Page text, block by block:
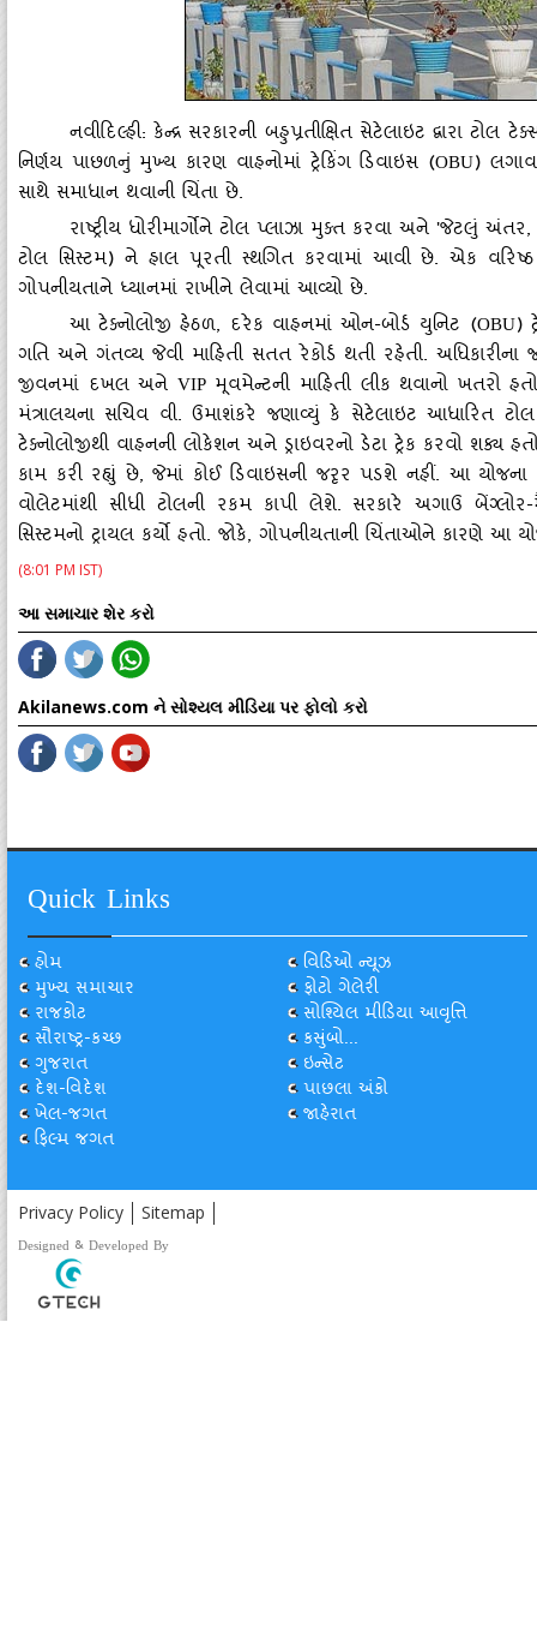
નવીદિલ્હી: કેન્દ્ર સરકારની બહુપ્રતીક્ષિત સેટેલાઇટ દ્વારા
નિર્ણય પાછળનું મુખ્ય કારણ વાહનોમાં ટ્રેકિંગ ડિવાઇસ (OBU)
સાથે સમાધાન થવાની ચિંતા છે.
રાષ્ટ્રીય ધોરીમાર્ગોને ટોલ પ્લાઝા મુક્ત કરવા અને 'જેટલું
ટોલ સિસ્ટમ) ને હાલ પૂરતી સ્થગિત કરવામાં આવી છે. એક વરિષ્ઠ
ગોપનીયતાને ધ્યાનમાં રાખીને લેવામાં આવ્યો છે.
આ ટેક્નોલોજી હેઠળ, દરેક વાહનમાં ઓન-બોર્ડ યુનિટ (OBU)
ગતિ અને ગંતવ્ય જેવી માહિતી સતત રેકોર્ડ થતી રહેતી. અધિકારીના
જીવનમાં દખલ અને VIP મૂવમેન્ટની માહિતી લીક થવાનો ખતરો
મંત્રાલયના સચિવ વી. ઉમાશંકરે જણાવ્યું કે સેટેલાઇટ આધારિત
ટેક્નોલોજીથી વાહનની લોકેશન અને ડ્રાઇવરનો ડેટા ટ્રેક કરવો
કામ કરી રહ્યું છે, જેમાં કોઈ ડિવાઇસની જરૃર પડશે નહીં. આ
વોલેટમાંથી સીધી ટોલની રકમ કાપી લેશે. સરકારે અગાઉ
સિસ્ટમનો ટ્રાયલ કર્યો હતો. જોકે, ગોપનીયતાની ચિંતાઓને કારણે આ
(8:01 PM IST)
આ સમાચાર શેર કરો
Akilanews.com ને સોશ્યલ મીડિયા પર ફોલો કરો
Quick Links
હોમ
મુખ્ય સમાચાર
રાજકોટ
સૌરાષ્ટ્ર-કચ્છ
ગુજરાત
દેશ-વિદેશ
ખેલ-જગત
ફિલ્મ જગત
વિડિઓ ન્યૂઝ
ફોટો ગેલેરી
સોશ્યિલ મીડિયા આવૃત્તિ
કસુંબો...
ઇન્સેટ
પાછલા અંકો
જાહેરાત
Privacy Policy Sitemap
Designed & Developed By